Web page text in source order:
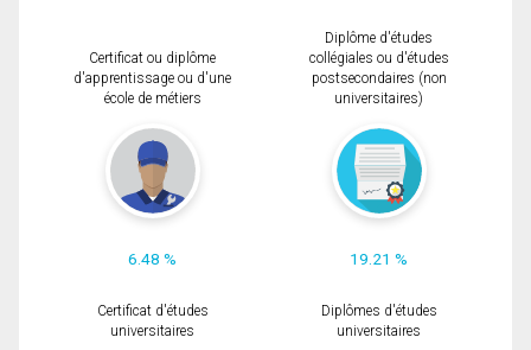
Certificat ou diplôme
d'apprentissage ou d'une
école de métiers
6.48 %
Diplôme d'études
collégiales ou d'études
postsecondaires (non
universitaires)
19.21 %
Certificat d'études
universitaires
Diplômes d'études
universitaires